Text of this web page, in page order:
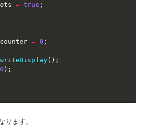
= true ;
= 0 ;
writeDisplay( ) ;
) ;
ります。